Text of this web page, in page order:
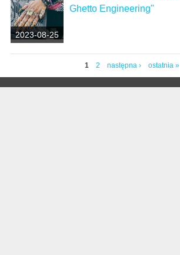
2023-08-25
Ghetto Engineering"
1 2 następna › ostatnia »